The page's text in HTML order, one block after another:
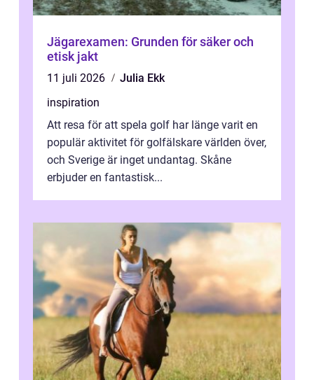
Jägarexamen: Grunden för säker och
etisk jakt
11 juli 2026
Julia Ekk
inspiration
Att resa för att spela golf har länge varit en
populär aktivitet för golfälskare världen över,
och Sverige är inget undantag. Skåne
erbjuder en fantastisk...